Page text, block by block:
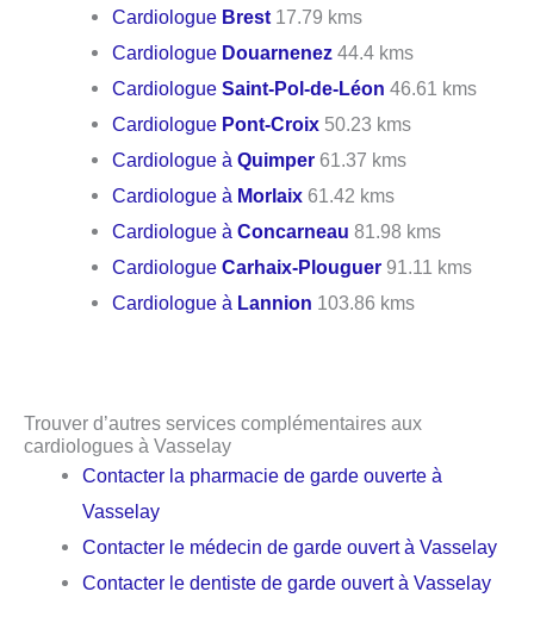
Cardiologue Brest 17.79 kms
Cardiologue Douarnenez 44.4 kms
CardiologueSaint-Pol-de-Léon 46.61 kms
Cardiologue Pont-Croix 50.23 kms
Cardiologue àQuimper 61.37 kms
Cardiologue à Morlaix 61.42 kms
Cardiologue àConcarneau 81.98 kms
CardiologueCarhaix-Plouguer 91.11 kms
Cardiologue à Lannion 103.86 kms
Trouver d’autres services complémentaires aux
cardiologues à Vasselay
Contacter la pharmacie de garde ouverte à
Vasselay
Contacter le médecin de garde ouvert à Vasselay
Contacter le dentiste de garde ouvert à Vasselay